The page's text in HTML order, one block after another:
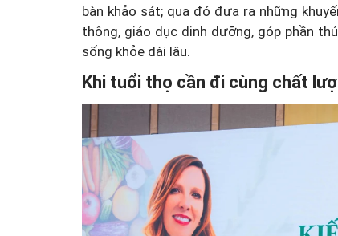
bàn khảo sát; qua đó đưa ra những
thông, giáo dục dinh dưỡng, góp phần
sống khỏe dài lâu.
Khi tuổi thọ cần đi cùng chất
Công an Hà Nội xử lý
game hoạt động